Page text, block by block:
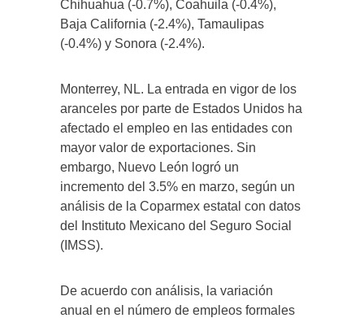
Chihuahua (-0.7%), Coahuila (-0.4%),
Baja California (-2.4%), Tamaulipas
(-0.4%) y Sonora (-2.4%).
Monterrey, NL. La entrada en vigor de los
aranceles por parte de Estados Unidos ha
afectado el empleo en las entidades con
mayor valor de exportaciones. Sin
embargo, Nuevo León logró un
incremento del 3.5% en marzo, según un
análisis de la Coparmex estatal con datos
del Instituto Mexicano del Seguro Social
(IMSS).
De acuerdo con análisis, la variación
anual en el número de empleos formales